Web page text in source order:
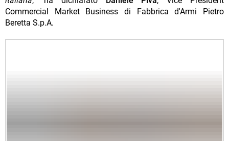
Commercial Market Business di Fabbrica d'Armi Pietro
Beretta S.p.A.